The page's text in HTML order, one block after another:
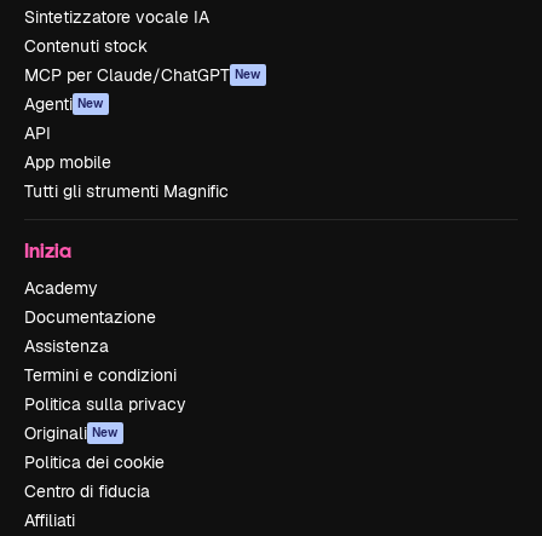
Sintetizzatore vocale IA
Contenuti stock
MCP per Claude/ChatGPT New
Agenti New
API
App mobile
Tutti gli strumenti Magnific
Inizia
Academy
Documentazione
Assistenza
Termini e condizioni
Politica sulla privacy
Originali New
Politica dei cookie
Centro di fiducia
Affiliati